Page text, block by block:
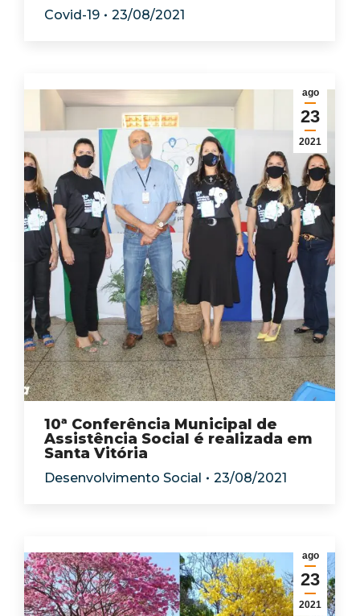
Covid-19 23/08/2021
ago
23
2021
10ª Conferência Municipal de
Assistência Social é realizada em
Santa Vitória
Desenvolvimento Social 23/08/2021
ago
23
2021